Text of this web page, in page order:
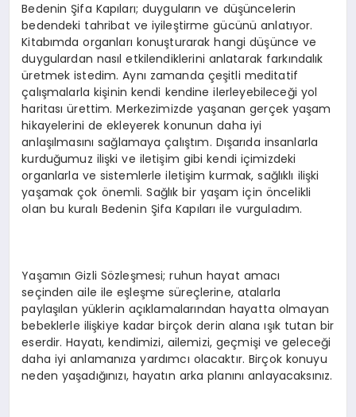
Bedenin Şifa Kapıları; duyguların ve düşüncelerin
bedendeki tahribat ve iyileştirme gücünü anlatıyor.
Kitabımda organları konuşturarak hangi düşünce ve
duygulardan nasıl etkilendiklerini anlatarak farkındalık
üretmek istedim. Aynı zamanda çeşitli meditatif
çalışmalarla kişinin kendi kendine ilerleyebileceği yol
haritası ürettim. Merkezimizde yaşanan gerçek yaşam
hikayelerini de ekleyerek konunun daha iyi
anlaşılmasını sağlamaya çalıştım. Dışarıda insanlarla
kurduğumuz ilişki ve iletişim gibi kendi içimizdeki
organlarla ve sistemlerle iletişim kurmak, sağlıklı ilişki
yaşamak çok önemli. Sağlık bir yaşam için öncelikli
olan bu kuralı Bedenin Şifa Kapıları ile vurguladım.
Yaşamın Gizli Sözleşmesi; ruhun hayat amacı
seçinden aile ile eşleşme süreçlerine, atalarla
paylaşılan yüklerin açıklamalarından hayatta olmayan
bebeklerle ilişkiye kadar birçok derin alana ışık tutan bir
eserdir. Hayatı, kendimizi, ailemizi, geçmişi ve geleceği
daha iyi anlamanıza yardımcı olacaktır. Birçok konuyu
neden yaşadığınızı, hayatın arka planını anlayacaksınız.